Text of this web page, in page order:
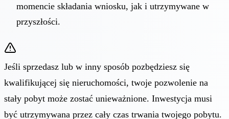
momencie składania wniosku, jak i utrzymywane w
przyszłości.
Jeśli sprzedasz lub w inny sposób pozbędziesz się
kwalifikującej się nieruchomości, twoje pozwolenie na
stały pobyt może zostać unieważnione. Inwestycja musi
być utrzymywana przez cały czas trwania twojego pobytu.